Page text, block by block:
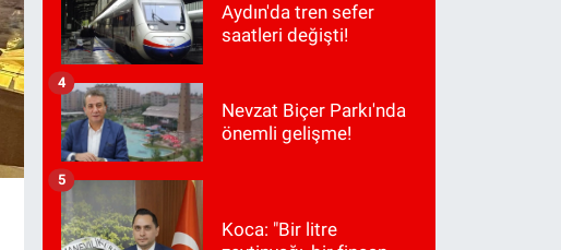
Aydın'da tren sefer
saatleri değişti!
Nevzat Biçer Parkı'nda
önemli gelişme!
4
Koca: "Bir litre
5